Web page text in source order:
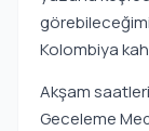
Kolombiya
Akşam
Geceleme